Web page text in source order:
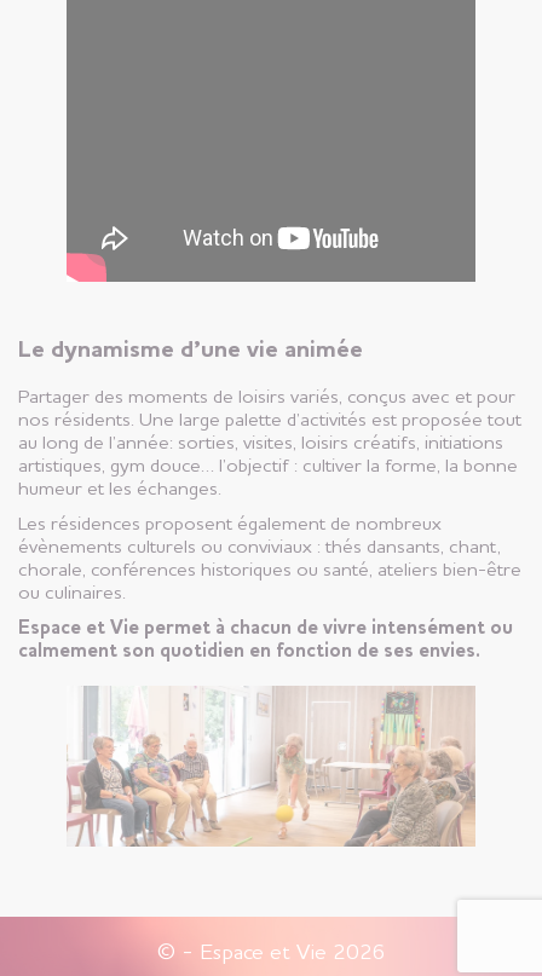
Le dynamisme d’une vie animée
Partager des moments de loisirs variés, conçus avec et pour
nos résidents. Une large palette d’activités est proposée tout
au long de l’année: sorties, visites, loisirs créatifs, initiations
artistiques, gym douce… l’objectif : cultiver la forme, la bonne
humeur et les échanges.
Les résidences proposent également de nombreux
évènements culturels ou conviviaux : thés dansants, chant,
chorale, conférences historiques ou santé, ateliers bien-être
ou culinaires.
Espace et Vie permet à chacun de vivre intensément ou
calmement son quotidien en fonction de ses envies.
© - Espace et Vie 2026